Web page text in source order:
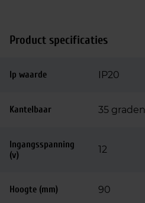
Product specificaties
Ip waarde IP20
Kantelbaar 35 graden
Ingangsspanning
(v)
12
Hoogte (mm) 90